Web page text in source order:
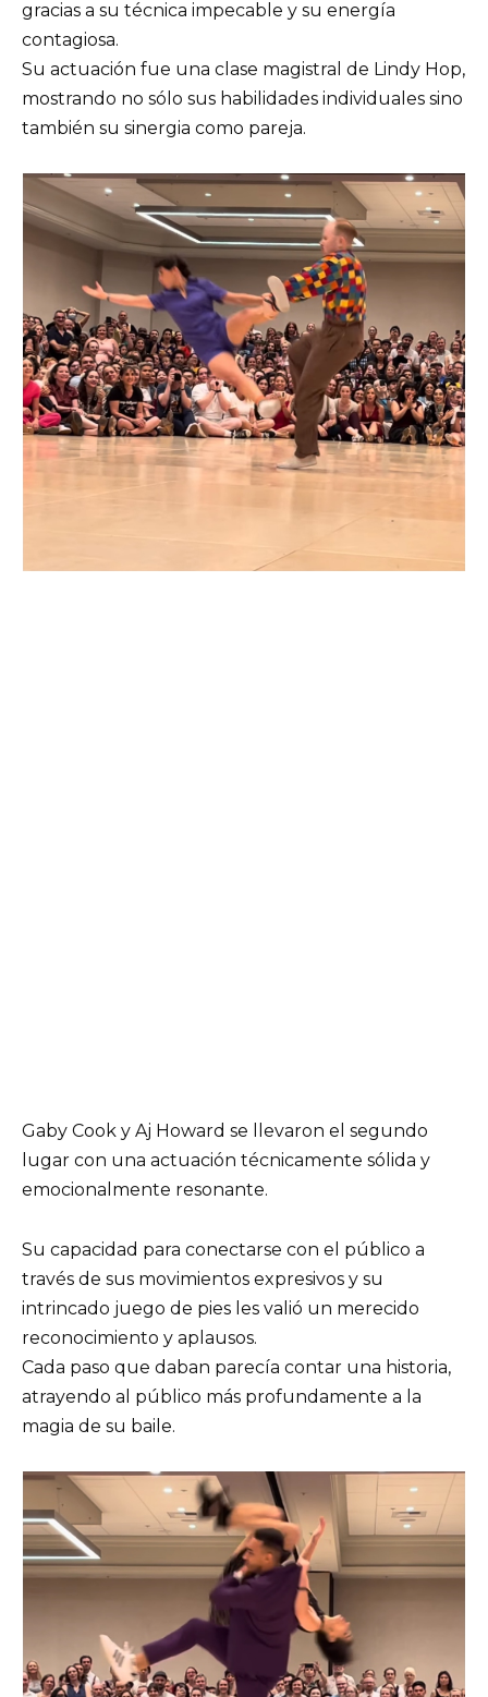
gracias a su técnica impecable y su energía
contagiosa.
Su actuación fue una clase magistral de Lindy Hop,
mostrando no sólo sus habilidades individuales sino
también su sinergia como pareja.
Gaby Cook y Aj Howard se llevaron el segundo
lugar con una actuación técnicamente sólida y
emocionalmente resonante.
Su capacidad para conectarse con el público a
través de sus movimientos expresivos y su
intrincado juego de pies les valió un merecido
reconocimiento y aplausos.
Cada paso que daban parecía contar una historia,
atrayendo al público más profundamente a la
magia de su baile.